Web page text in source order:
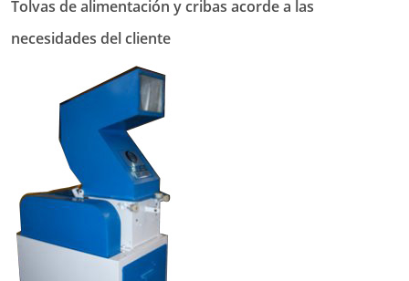
Tolvas de alimentación y cribas acorde a las
necesidades del cliente